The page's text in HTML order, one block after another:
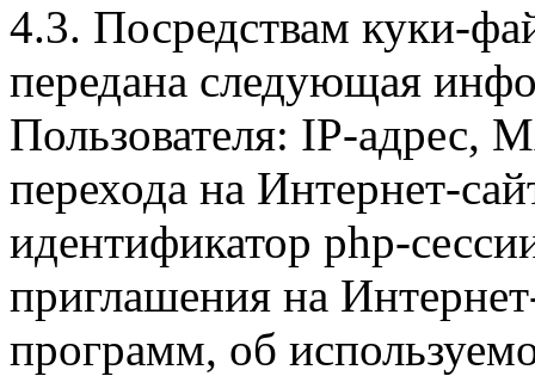
4.3. Посредствам куки-
передана следующая
Пользователя: IP-адрес,
перехода на Интернет-
идентификатор php-
приглашения на
программ, об